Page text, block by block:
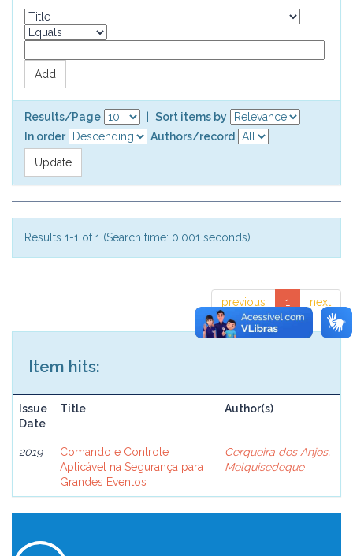
Results/Page
Sort items by
In order
Authors/record
Results 1-1 of 1 (Search time: 0.001 seconds).
previous 1 next
Item hits:
Issue
Date
Title Author(s)
2019
Comando e Controle
Aplicável na Segurança para
Grandes Eventos
Cerqueira dos Anjos,
Melquisedeque